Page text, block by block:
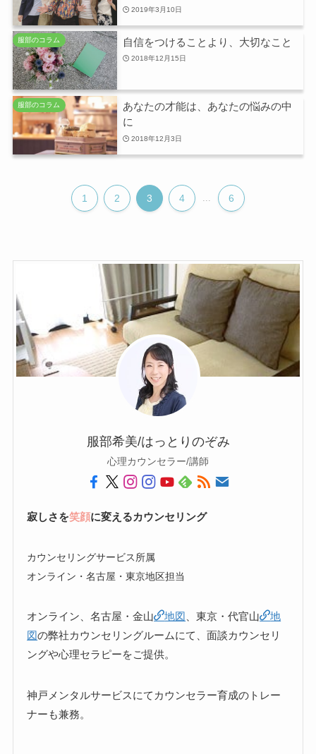
2019年3月10日
服部のコラム 自信をつけることより、大切なこと
2018年12月15日
服部のコラム
あなたの才能は、あなたの悩みの中
に
2018年12月3日
1 2 3 4 ... 6
服部希美/はっとりのぞみ
心理カウンセラー/講師
寂しさを笑顔に変えるカウンセリング
カウンセリングサービス所属
オンライン・名古屋・東京地区担当
オンライン、名古屋・金山 地図 、東京・代官山
地
図の弊社カウンセリングルームにて、面談カウンセリ
ングや心理セラピーをご提供。
神戸メンタルサービスにてカウンセラー育成のトレー
ナーも兼務。